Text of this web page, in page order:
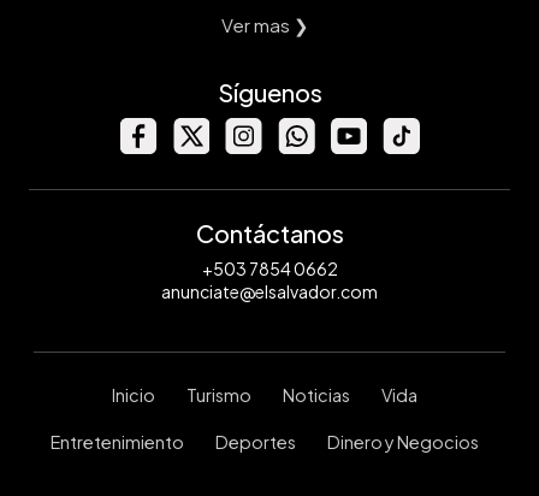
Ver mas ❯
Síguenos
Contáctanos
+503 7854 0662
anunciate@elsalvador.com
Inicio Turismo Noticias Vida
Entretenimiento Deportes Dinero y Negocios